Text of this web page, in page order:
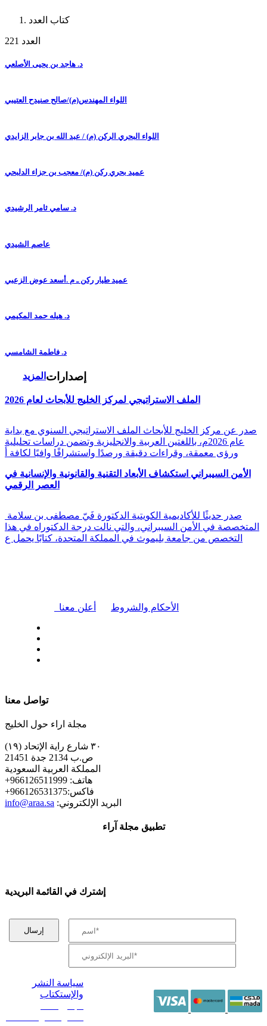
كتاب العدد
العدد 221
د. هاجد بن يحيى الأصلعي
اللواء المهندس(م)/صالح صنيدح العتيبي
اللواء البحري الركن (م) / عبد الله بن جابر الزايدي
عميد بحري ركن (م)/ معجب بن جزاء الدلبحي
د. سامي ثامر الرشيدي
عاصم الشيدي
عميد طيار ركن ـ م .أسعد عوض الزعبي
د. هيله حمد المكيمي
د. فاطمة الشامسي
المزيد إصدارات
الملف الاستراتيجي لمركز الخليج للأبحاث لعام 2026
صدر عن مركز الخليج للأبحاث الملف الاستراتيجي السنوي مع بداية
عام 2026م، باللغتين العربية والانجليزية وتضمن دراسات تحليلية
ورؤى معمقة، وقراءات دقيقة ورصدًا واستشرافًا وافيًا لكافة أ
الأمن السيبراني استكشاف الأبعاد التقنية والقانونية والإنسانية في
العصر الرقمي
المتخصصة في الأمن السيبراني، والتي نالت درجة الدكتوراه في هذا
التخصص من جامعة بليموث في المملكة المتحدة، كتابًا يحمل ع
أعلن معنا الأحكام والشروط
تواصل معنا
مجلة اراء حول الخليج
٣٠ شارع راية الإتحاد (١٩)
ص.ب 2134 جدة 21451
المملكة العربية السعودية
+هاتف: 966126511999
+فاكس:966126531375
info@araa.sa :البريد الإلكتروني
تطبيق مجلة آراء
إشترك في القائمة البريدية
سياسة النشر
والإستكتاب